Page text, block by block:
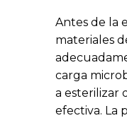
Antes de la
materiales
carga
a esterilizar
efectiva. La